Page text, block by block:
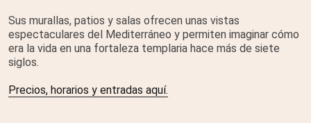
Sus murallas, patios y salas ofrecen unas vistas
espectaculares del Mediterráneo y permiten imaginar cómo
era la vida en una fortaleza templaria hace más de siete
siglos.
Precios, horarios y entradas aquí.